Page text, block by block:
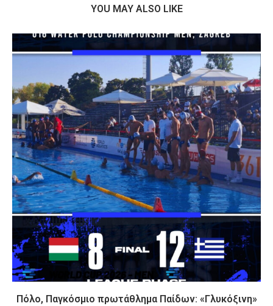
YOU MAY ALSO LIKE
Πόλο, Παγκόσμιο πρωτάθλημα Παίδων: «Γλυκόξινη»